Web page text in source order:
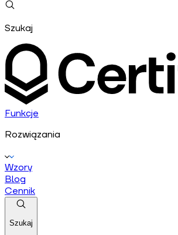
Szukaj
Funkcje
Rozwiązania
Wzory
Blog
Cennik
Szukaj